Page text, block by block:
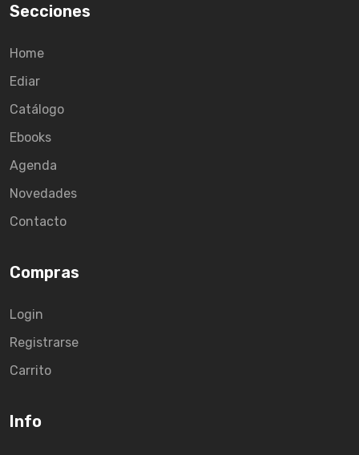
Secciones
Home
Ediar
Catálogo
Ebooks
Agenda
Novedades
Contacto
Compras
Login
Registrarse
Carrito
Info